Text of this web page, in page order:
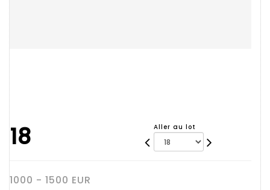
18 Aller au lot
1000 - 1500 EUR